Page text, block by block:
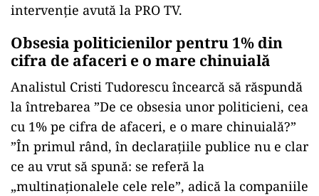
intervenție avută la PRO TV.
Obsesia politicienilor pentru 1% din
cifra de afaceri e o mare chinuială
Analistul Cristi Tudorescu încearcă să răspundă
la întrebarea ”De ce obsesia unor politicieni, cea
cu 1% pe cifra de afaceri, e o mare chinuială?”
”În primul rând, în declarațiile publice nu e clar
ce au vrut să spună: se referă la
„multinaționalele cele rele”, adică la companiile